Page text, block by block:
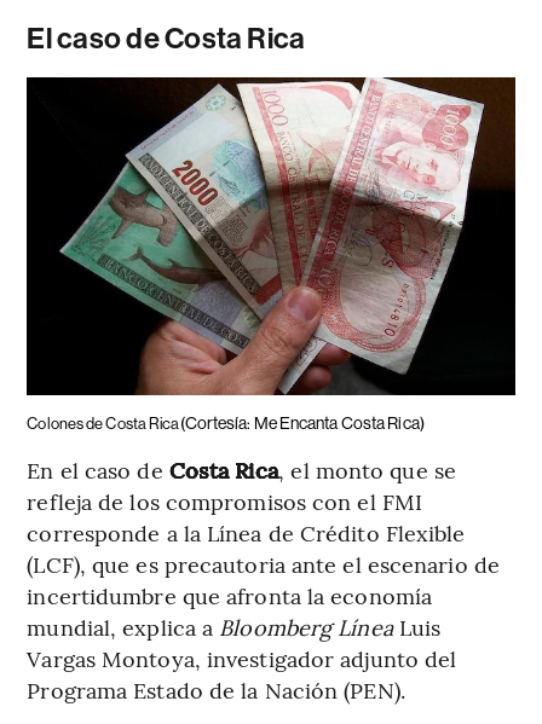
El caso de Costa Rica
Colones de Costa Rica(Cortesía: Me Encanta Costa Rica)
En el caso de Costa Rica, el monto que se
refleja de los compromisos con el FMI
corresponde a la Línea de Crédito Flexible
(LCF), que es precautoria ante el escenario de
incertidumbre que afronta la economía
mundial, explica a Bloomberg LíneaLuis
Vargas Montoya, investigador adjunto del
Programa Estado de la Nación (PEN).